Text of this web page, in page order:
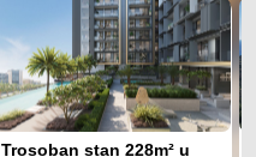
Trosoban stan 228m² u